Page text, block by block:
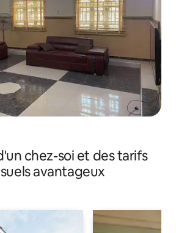
chez-soi et des tarifs
avantageux